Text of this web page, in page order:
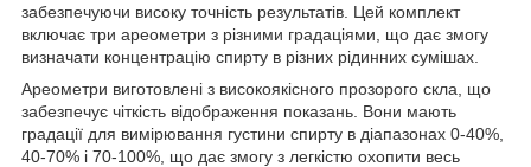
забезпечуючи високу точність результатів. Цей комплект
включає три ареометри з різними градаціями, що дає змогу
визначати концентрацію спирту в різних рідинних сумішах.
Ареометри виготовлені з високоякісного прозорого скла, що
забезпечує чіткість відображення показань. Вони мають
градації для вимірювання густини спирту в діапазонах 0-40%,
40-70% і 70-100%, що дає змогу з легкістю охопити весь